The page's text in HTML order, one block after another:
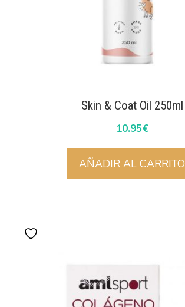
Skin & Coat Oil 250ml
10.95€
AÑADIR AL CARRITO